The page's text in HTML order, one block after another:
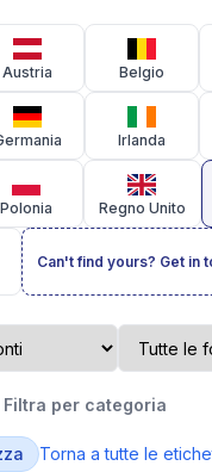
Austria Belgio
Irlanda
Polonia Regno Unito
Can't find yours? Get in
Filtra per categoria
Torna a tutte le